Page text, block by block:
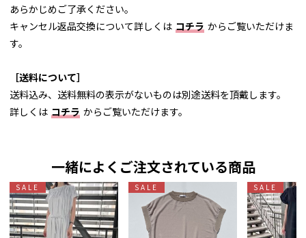
あらかじめご了承ください。
キャンセル返品交換について詳しくは コチラ からご覧いただけま
す。
［送料について］
送料込み、送料無料の表示がないものは別途送料を頂戴します。
詳しくは コチラ からご覧いただけます。
一緒によくご注文されている商品
SALE SALE SALE